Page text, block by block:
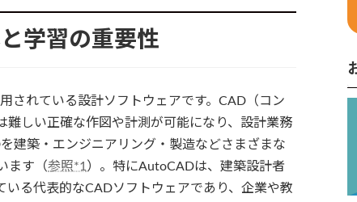
学習の重要性
されている設計ソフトウェアです。CAD（コン
難しい正確な作図や計測が可能になり、設計業務
建築・エンジニアリング・製造などさまざまな
ます（参照*1 ）。特にAutoCADは、建築設計者
る代表的なCADソフトウェアであり、企業や教